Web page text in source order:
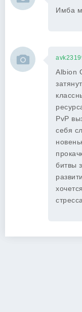
Имба
Albion
PvP
себя
битвы
стресса.